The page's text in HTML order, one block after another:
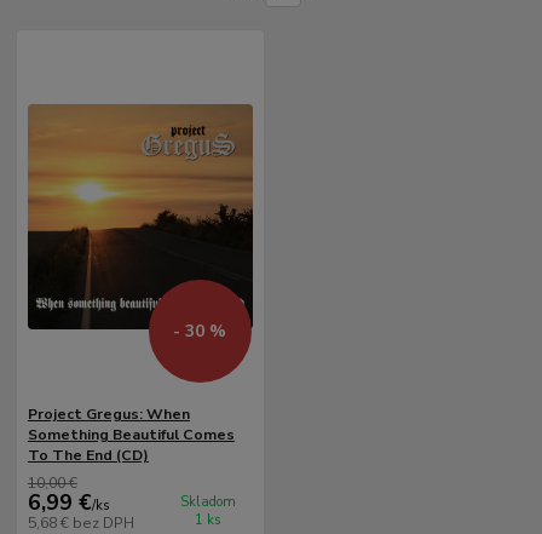
- 30 %
Project Gregus: When
Something Beautiful Comes
To The End (CD)
10,00 €
6,99 €/ks
5,68 € bez DPH
Skladom
1 ks